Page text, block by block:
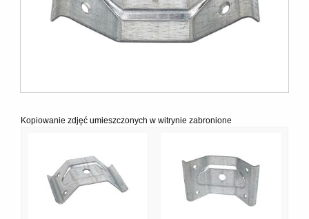
Kopiowanie zdjęć umieszczonych w witrynie zabronione